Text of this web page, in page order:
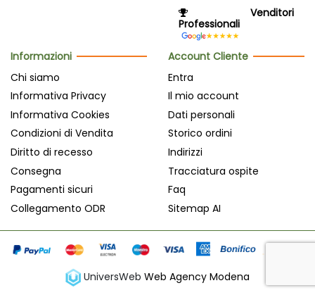
Venditori
Professionali
Informazioni
Chi siamo
Informativa Privacy
Informativa Cookies
Condizioni di Vendita
Diritto di recesso
Consegna
Pagamenti sicuri
Collegamento ODR
Account Cliente
Entra
Il mio account
Dati personali
Storico ordini
Indirizzi
Tracciatura ospite
Faq
Sitemap AI
UniversWeb Web Agency Modena